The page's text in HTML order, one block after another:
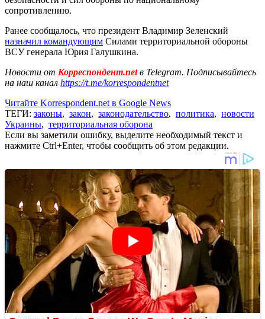
сопротивлению.
Ранее сообщалось, что президент Владимир Зеленский
назначил командующим Силами территориальной обороны
ВСУ генерала Юрия Галушкина.
Новости от Корреспондент.netв Telegram. Подписывайтесь
на наш канал https://t.me/korrespondentnet
Читайте Korrespondent.net в Google News
ТЕГИ: законы, закон, законодательство, политика, новости
Украины, территориальная оборона
Если вы заметили ошибку, выделите необходимый текст и
нажмите Ctrl+Enter, чтобы сообщить об этом редакции.